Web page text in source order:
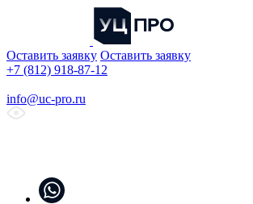
Оставить заявку Оставить заявку
+7 (812) 918-87-12
info@uc-pro.ru